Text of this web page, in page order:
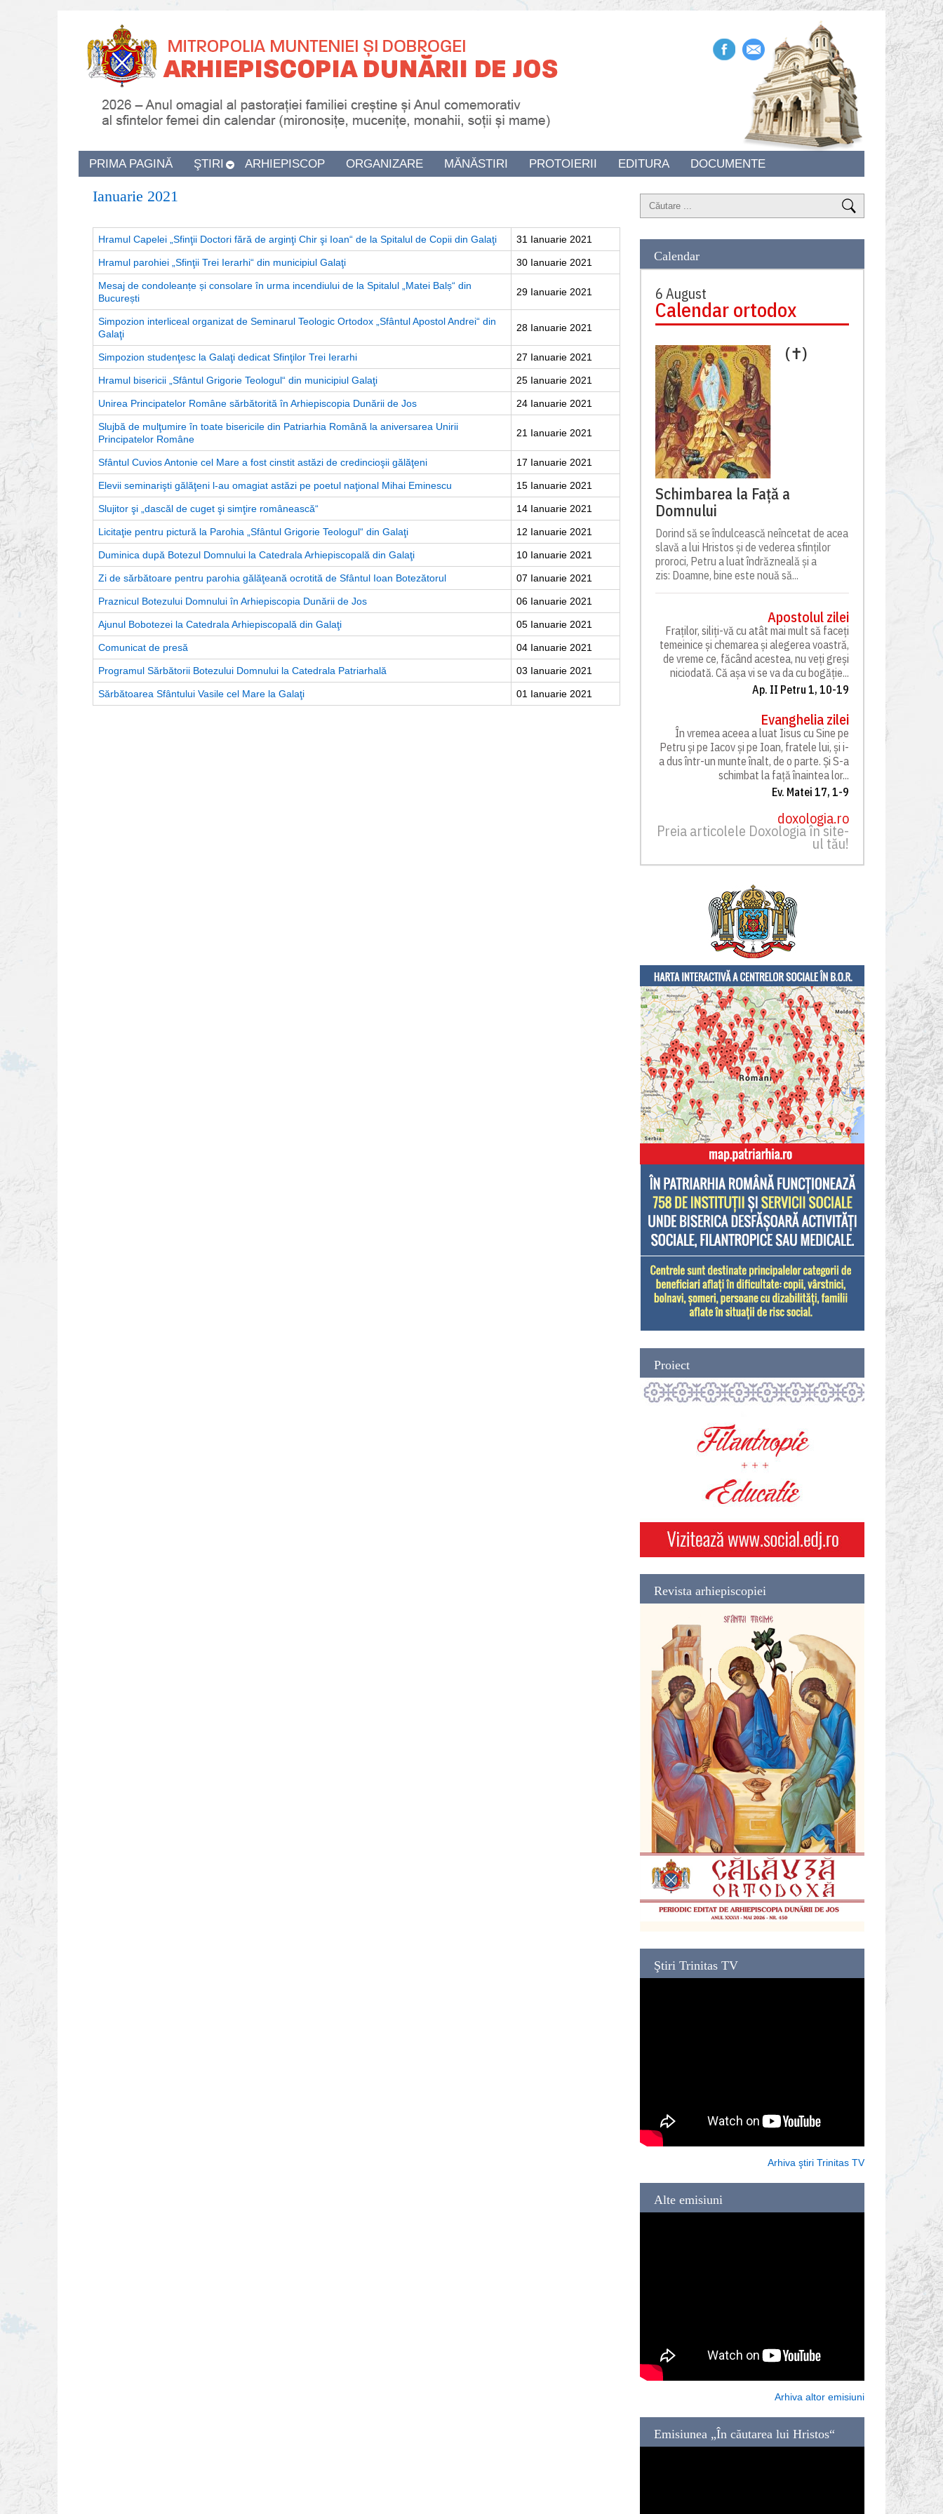
PRIMA PAGINĂ ŞTIRI ARHIEPISCOP ORGANIZARE MĂNĂSTIRI PROTOIERII EDITURA DOCUMENTE
Ianuarie 2021
Hramul Capelei „Sfinţii Doctori fără de arginţi Chir şi Ioan“ de la Spitalul de Copii din Galaţi 31 Ianuarie 2021
Hramul parohiei „Sfinţii Trei Ierarhi“ din municipiul Galaţi 30 Ianuarie 2021
Mesaj de condoleanțe și consolare în urma incendiului de la Spitalul „Matei Balș“ din
București
29 Ianuarie 2021
Simpozion interliceal organizat de Seminarul Teologic Ortodox „Sfântul Apostol Andrei“ din
Galaţi
28 Ianuarie 2021
Simpozion studenţesc la Galaţi dedicat Sfinţilor Trei Ierarhi 27 Ianuarie 2021
Hramul bisericii „Sfântul Grigorie Teologul“ din municipiul Galaţi 25 Ianuarie 2021
Unirea Principatelor Române sărbătorită în Arhiepiscopia Dunării de Jos 24 Ianuarie 2021
Slujbă de mulţumire în toate bisericile din Patriarhia Română la aniversarea Unirii
Principatelor Române
21 Ianuarie 2021
Sfântul Cuvios Antonie cel Mare a fost cinstit astăzi de credincioşii gălăţeni 17 Ianuarie 2021
Elevii seminarişti gălăţeni l-au omagiat astăzi pe poetul naţional Mihai Eminescu 15 Ianuarie 2021
Slujitor şi „dascăl de cuget şi simţire românească“ 14 Ianuarie 2021
Licitaţie pentru pictură la Parohia „Sfântul Grigorie Teologul“ din Galaţi 12 Ianuarie 2021
Duminica după Botezul Domnului la Catedrala Arhiepiscopală din Galaţi 10 Ianuarie 2021
Zi de sărbătoare pentru parohia gălăţeană ocrotită de Sfântul Ioan Botezătorul 07 Ianuarie 2021
Praznicul Botezului Domnului în Arhiepiscopia Dunării de Jos 06 Ianuarie 2021
Ajunul Bobotezei la Catedrala Arhiepiscopală din Galaţi 05 Ianuarie 2021
Comunicat de presă 04 Ianuarie 2021
Programul Sărbătorii Botezului Domnului la Catedrala Patriarhală 03 Ianuarie 2021
Sărbătoarea Sfântului Vasile cel Mare la Galaţi 01 Ianuarie 2021
Calendar
6 August
Calendar ortodox
(✝)
Schimbarea la Față a
Domnului
Dorind să se îndulcească neîncetat de acea
slavă a lui Hristos și de vederea sfinților
proroci, Petru a luat îndrăzneală și a
zis: Doamne, bine este nouă să...
Apostolul zilei
Fraților, siliți-vă cu atât mai mult să faceți
temeinice și chemarea și alegerea voastră,
de vreme ce, făcând acestea, nu veți greși
niciodată. Că așa vi se va da cu bogăție...
Ap. II Petru 1, 10-19
Evanghelia zilei
În vremea aceea a luat Iisus cu Sine pe
Petru și pe Iacov și pe Ioan, fratele lui, și i-
a dus într-un munte înalt, de o parte. Și S-a
schimbat la față înaintea lor...
Ev. Matei 17, 1-9
doxologia.ro
Preia articolele Doxologia în site-
ul tău!
Proiect
Revista arhiepiscopiei
Ştiri Trinitas TV
Arhiva ştiri Trinitas TV
Alte emisiuni
Arhiva altor emisiuni
Emisiunea „În căutarea lui Hristos“